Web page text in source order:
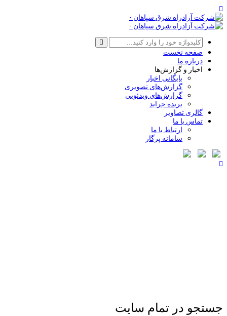
صفحه نخست
درباره ما
اخبار و گزارش‌ها
بایگانی اخبار
گزارش‌های تصویری
گزارش‌های ویدئویی
بریده جراید
گالری تصاویر
تماس با ما
ارتباط با ما
سامانه پرگار
جستجو در تمام سایت